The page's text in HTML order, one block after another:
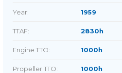
Year: 1959
TTAF: 2830h
Engine TTO: 1000h
Propeller TTO: 1000h